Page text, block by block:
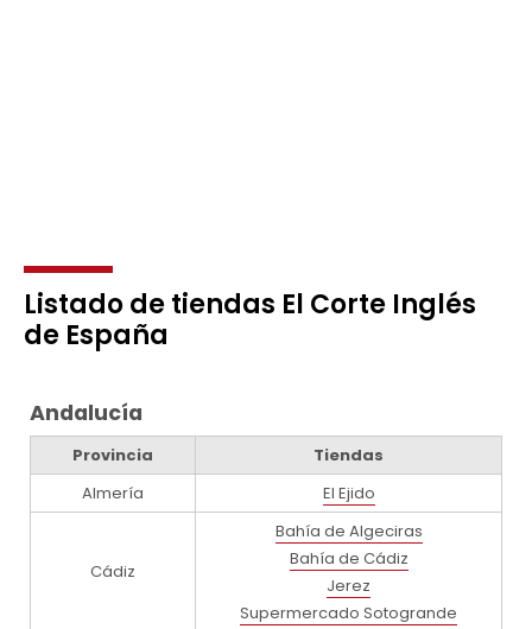
Listado de tiendas El Corte Inglés
de España
Andalucía
Provincia
Tiendas
Almería
El Ejido
Cádiz
Bahía de Algeciras
Bahía de Cádiz
Jerez
Supermercado Sotogrande